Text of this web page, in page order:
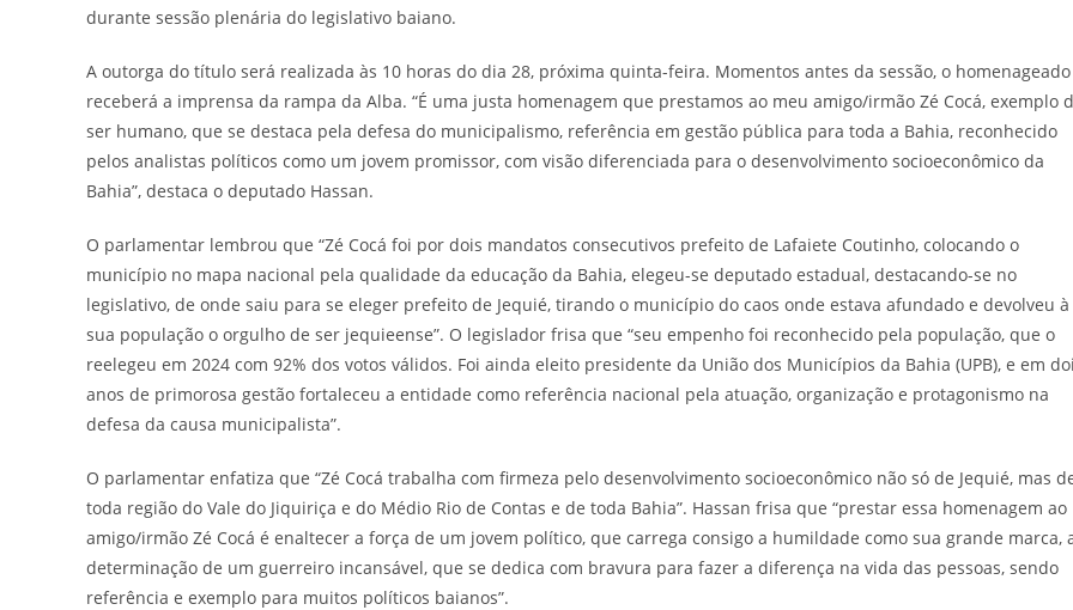
durante sessão plenária do legislativo baiano.
A outorga do título será realizada às 10 horas do dia 28, próxima quinta-feira. Momentos antes da sessão, o homenageado
receberá a imprensa da rampa da Alba. “É uma justa homenagem que prestamos ao meu amigo/irmão Zé Cocá, exemplo
ser humano, que se destaca pela defesa do municipalismo, referência em gestão pública para toda a Bahia, reconhecido
pelos analistas políticos como um jovem promissor, com visão diferenciada para o desenvolvimento socioeconômico da
Bahia”, destaca o deputado Hassan.
O parlamentar lembrou que “Zé Cocá foi por dois mandatos consecutivos prefeito de Lafaiete Coutinho, colocando o
município no mapa nacional pela qualidade da educação da Bahia, elegeu-se deputado estadual, destacando-se no
legislativo, de onde saiu para se eleger prefeito de Jequié, tirando o município do caos onde estava afundado e devolveu à
sua população o orgulho de ser jequieense”. O legislador frisa que “seu empenho foi reconhecido pela população, que o
reelegeu em 2024 com 92% dos votos válidos. Foi ainda eleito presidente da União dos Municípios da Bahia (UPB), e em
anos de primorosa gestão fortaleceu a entidade como referência nacional pela atuação, organização e protagonismo na
defesa da causa municipalista”.
O parlamentar enfatiza que “Zé Cocá trabalha com firmeza pelo desenvolvimento socioeconômico não só de Jequié, mas
toda região do Vale do Jiquiriça e do Médio Rio de Contas e de toda Bahia”. Hassan frisa que “prestar essa homenagem ao
amigo/irmão Zé Cocá é enaltecer a força de um jovem político, que carrega consigo a humildade como sua grande marca,
determinação de um guerreiro incansável, que se dedica com bravura para fazer a diferença na vida das pessoas, sendo
referência e exemplo para muitos políticos baianos”.